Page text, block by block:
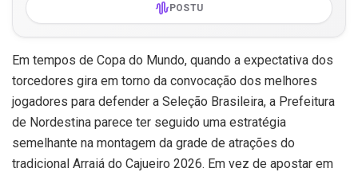
POSTU
Em tempos de Copa do Mundo, quando a expectativa dos
torcedores gira em torno da convocação dos melhores
jogadores para defender a Seleção Brasileira, a Prefeitura
de Nordestina parece ter seguido uma estratégia
semelhante na montagem da grade de atrações do
tradicional Arraiá do Cajueiro 2026. Em vez de apostar em